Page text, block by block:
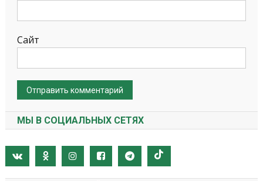
Сайт
МЫ В СОЦИАЛЬНЫХ СЕТЯХ